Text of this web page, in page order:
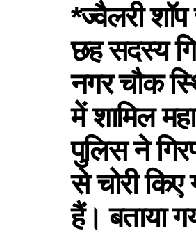
*ज्वैलरी शॉप
छह सदस्य
नगर चौक
में शामिल
पुलिस ने
से चोरी
हैं। बताया